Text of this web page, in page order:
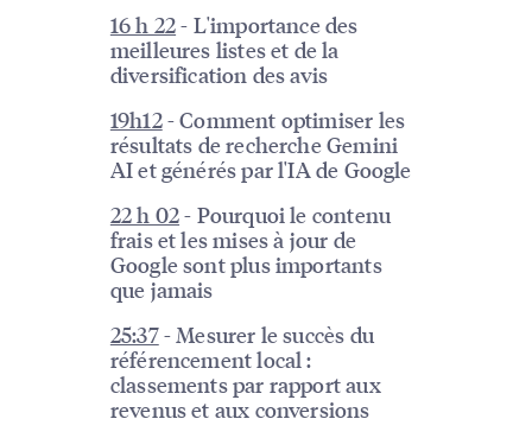
16 h 22- L'importance des
meilleures listes et de la
diversification des avis
19h12- Comment optimiser les
résultats de recherche Gemini
AI et générés par l'IA de Google
22 h 02- Pourquoi le contenu
frais et les mises à jour de
Google sont plus importants
que jamais
25:37- Mesurer le succès du
référencement local :
classements par rapport aux
revenus et aux conversions